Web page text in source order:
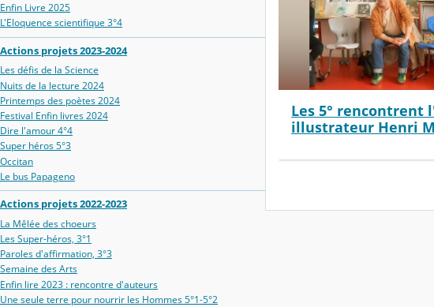
Enfin Livre 2025
L'Eloquence scientifique 3°4
Actions projets 2023-2024
Les défis de la Science
Nuits de la lecture 2024
Printemps des poètes 2024
Festival Enfin livres 2024
Dire l'amour 4°4
Super héros 5°3
Occitan
Le bus Papageno
Actions projets 2022-2023
La Mêlée des choeurs
Les Super-héros, 3°1
Paroles d'affirmation, 3°3
Semaine des Arts
Enfin lire 2023 : rencontre d'auteurs
Une seule terre pour nourrir les Hommes 5°1-5°2
Les 5° rencontrent
illustrateur Henri